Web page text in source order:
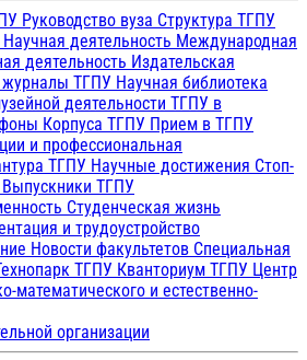
Руководство вуза Структура ТГПУ
Научная деятельность Международная
деятельность Издательская
ТГПУ Научная библиотека
деятельности ТГПУ в
Корпуса ТГПУ Прием в ТГПУ
и профессиональная
ТГПУ Научные достижения Стоп-
Выпускники ТГПУ
Студенческая жизнь
и трудоустройство
Новости факультетов Специальная
ТГПУ Кванториум ТГПУ Центр
математического и естественно-
организации